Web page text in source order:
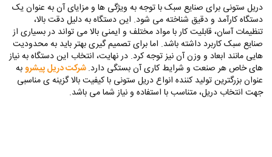
دریل ستونی برای صنایع سبک با توجه به ویژگی‌ ها و مزایای آن به‌ عنوان یک
دستگاه کارآمد و دقیق شناخته می‌ شود. این دستگاه به دلیل دقت بالا،
تنظیمات آسان، قابلیت کار با مواد مختلف و ایمنی بالا می‌ تواند در بسیاری از
صنایع سبک کاربرد داشته باشد. اما برای تصمیم‌ گیری بهتر باید به محدودیت‌
هایی مانند ابعاد و وزن آن نیز توجه کرد. در نهایت، انتخاب این دستگاه به نیاز
های خاص هر صنعت و شرایط کاری آن بستگی دارد.شرکت دریل پیشروبه
عنوان بزرگترین تولید کننده انواع دریل ستونی با کیفیت بالا گزینه ی مناسبی
جهت انتخاب دریل، متناسب با استفاده و نیاز شما می باشد.